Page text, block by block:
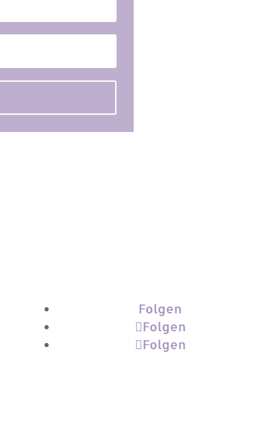
Folgen
Folgen
Folgen